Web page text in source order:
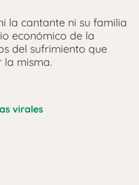
la cantante ni su familia
económico de la
del sufrimiento que
misma.
virales